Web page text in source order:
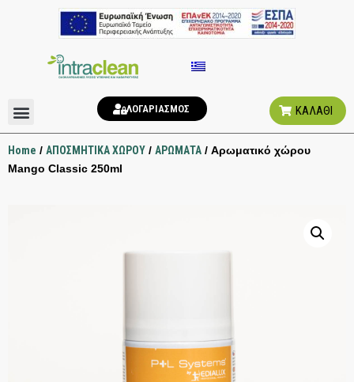
ΛΟΓΑΡΙΑΣΜΟΣ ΚΑΛΑΘΙ
Home / ΑΠΟΣΜΗΤΙΚΑ ΧΩΡΟΥ / ΑΡΩΜΑΤΑ / Αρωματικό χώρου
Mango Classic 250ml